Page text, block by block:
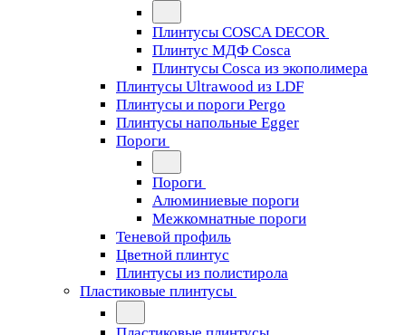
Плинтусы COSCA DECOR
Плинтус МДФ Cosca
Плинтусы Cosca из экополимера
Плинтусы Ultrawood из LDF
Плинтусы и пороги Pergo
Плинтусы напольные Egger
Пороги
Пороги
Алюминиевые пороги
Межкомнатные пороги
Теневой профиль
Цветной плинтус
Плинтусы из полистирола
Пластиковые плинтусы